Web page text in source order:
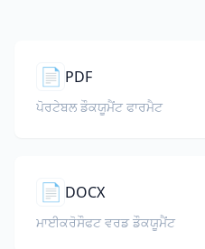
📄 PDF
ਪੋਰਟੇਬਲ ਡੌਕਯੂਮੈਂਟ ਫਾਰਮੈਟ
📄 DOCX
ਮਾਈਕਰੋਸੌਫਟ ਵਰਡ ਡੌਕਯੂਮੈਂਟ